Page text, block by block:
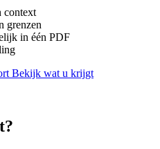
context
grenzen
in één PDF
Bekijk wat u krijgt